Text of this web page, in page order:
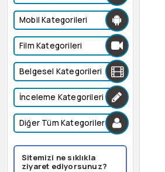
Mobil Kategorileri
Film Kategorileri
Belgesel Kategorileri
İnceleme Kategorileri
Diğer Tüm Kategoriler
Sitemizi ne sıklıkla
ziyaret ediyorsunuz?